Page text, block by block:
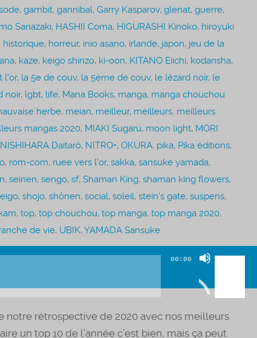
, gambit, gannibal, Garry Kasparov, glenat, guerre,
Sanazaki, HASHII Coma, HIGURASHI Kinoko, hiroyuki
historique, horreur, inio asano, irlande, japon, jeu de la
, kaze, keigo shinzo, ki-oon, KITANO Eiichi, kodansha,
l'or, la 5e de couv, la 5ème de couv, le lézard noir, le
noir, lgbt, life, Mana Books, manga, manga chouchou
herbe, meian, meilleur, meilleurs, meilleurs
mangas 2020, MIAKI Sugaru, moon light, MORI
NISHIHARA Daitarô, NITRO+, OKURA, pika, Pika éditions,
, rom-com, ruee vers l'or, sakka, sansuke yamada,
, seinen, sengo, sf, Shaman King, shaman king flowers,
, shojo, shônen, social, soleil, stein's gate, suspens,
, top, top chouchou, top manga, top manga 2020,
de vie, UBIK, YAMADA Sansuke
00:00
Utilisez
flèches
pour
notre rétrospective de 2020 avec nos meilleurs
un top 10 de l’année c’est bien, mais ça peut